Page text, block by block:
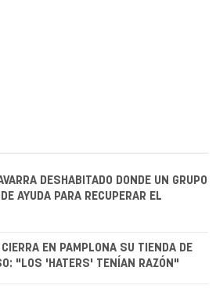
DESHABITADO DONDE UN GRUPO
AYUDA PARA RECUPERAR EL
EN PAMPLONA SU TIENDA DE
"LOS 'HATERS' TENÍAN RAZÓN"